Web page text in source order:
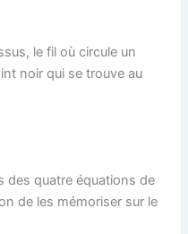
le fil où circule un
noir qui se trouve au
des quatre équations de
de les mémoriser sur le